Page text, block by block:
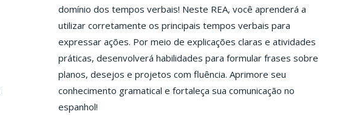
domínio dos tempos verbais! Neste REA, você aprenderá a
utilizar corretamente os principais tempos verbais para
expressar ações. Por meio de explicações claras e atividades
práticas, desenvolverá habilidades para formular frases sobre
planos, desejos e projetos com fluência. Aprimore seu
conhecimento gramatical e fortaleça sua comunicação no
espanhol!